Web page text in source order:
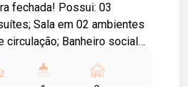
fechada! Possui: 03
Sala em 02 ambientes
circulação; Banheiro social
com armários; Todos os